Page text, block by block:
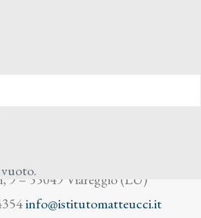
9 – 55049 Viareggio (LU)
info@istitutomatteucci.it